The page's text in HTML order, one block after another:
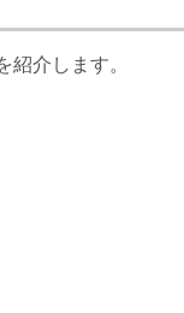
紹介します。